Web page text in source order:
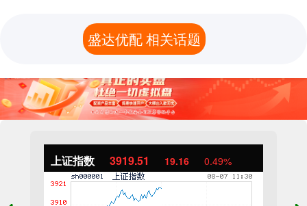
上证指数 3919.51 19.16 0.49%
盛达优配 相关话题